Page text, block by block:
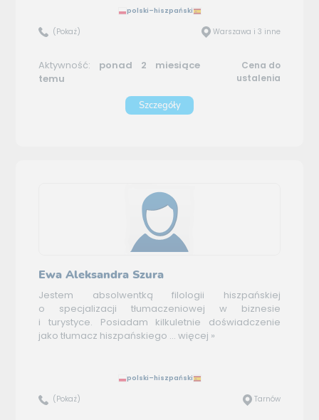
polski–hiszpański
(Pokaż) Warszawa i 3 inne
Aktywność: ponad 2 miesiące
temu
Cena do
ustalenia
Szczegóły
Ewa Aleksandra Szura
Jestem absolwentką filologii hiszpańskiej
o specjalizacji tłumaczeniowej w biznesie
i turystyce. Posiadam kilkuletnie doświadczenie
jako tłumacz hiszpańskiego ... więcej »
polski–hiszpański
(Pokaż) Tarnów